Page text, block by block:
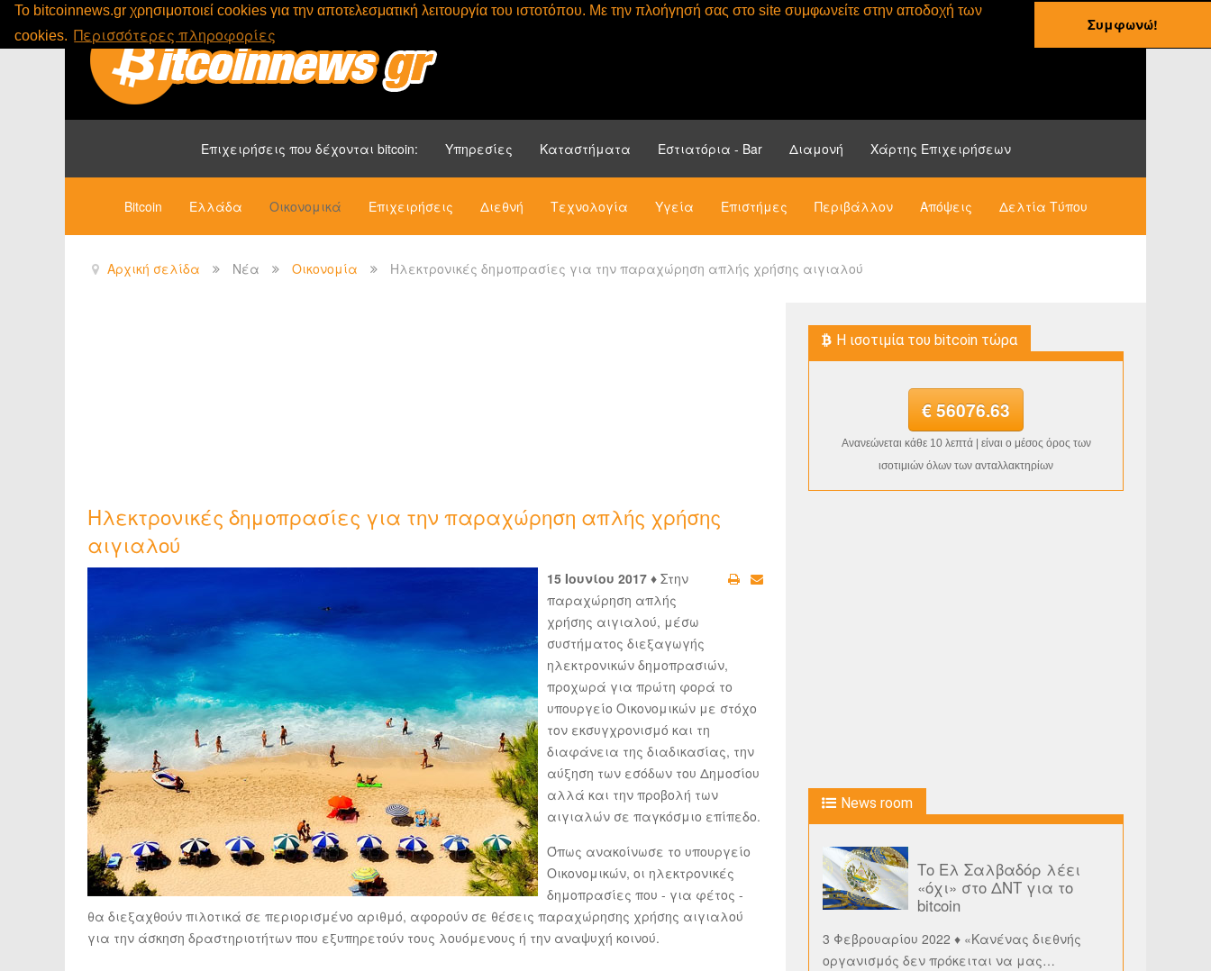
To bitcoinnews.gr χρησιμοποιεί cookies για την αποτελεσματική λειτουργία του ιστοτόπου. Με την πλοήγησή σας στο site συμφωνείτε στην αποδοχή των
cookies. Περισσότερες πληροφορίες Συμφωνώ!
Επιχειρήσεις που δέχονται bitcoin: Υπηρεσίες Καταστήματα Εστιατόρια - Bar Διαμονή Χάρτης Επιχειρήσεων
Bitcoin Ελλάδα Οικονομικά Επιχειρήσεις Διεθνή Τεχνολογία Υγεία Επιστήμες Περιβάλλον Απόψεις Δελτία Τύπου
Αρχική σελίδα Νέα Οικονομία Ηλεκτρονικές δημοπρασίες για την παραχώρηση απλής χρήσης αιγιαλού
Ηλεκτρονικές δημοπρασίες για την παραχώρηση απλής χρήσης
αιγιαλού
15 Ιουνίου 2017 ♦ Στην
παραχώρηση απλής
χρήσης αιγιαλού, μέσω
συστήματος διεξαγωγής
ηλεκτρονικών δημοπρασιών,
προχωρά για πρώτη φορά το
υπουργείο Οικονομικών με στόχο
τον εκσυγχρονισμό και τη
διαφάνεια της διαδικασίας, την
αύξηση των εσόδων του Δημοσίου
αλλά και την προβολή των
αιγιαλών σε παγκόσμιο επίπεδο.
Όπως ανακοίνωσε το υπουργείο
Οικονομικών, οι ηλεκτρονικές
δημοπρασίες που - για φέτος -
θα διεξαχθούν πιλοτικά σε περιορισμένο αριθμό, αφορούν σε θέσεις παραχώρησης χρήσης αιγιαλού
για την άσκηση δραστηριοτήτων που εξυπηρετούν τους λουόμενους ή την αναψυχή κοινού.
H ισοτιμία του bitcoin τώρα
€ 56076.63
Ανανεώνεται κάθε 10 λεπτά | είναι ο μέσος όρος των
ισοτιμιών όλων των ανταλλακτηρίων
News room
Το Ελ Σαλβαδόρ λέει
«όχι» στο ΔΝΤ για το
bitcoin
3 Φεβρουαρίου 2022 ♦ «Κανένας διεθνής
οργανισμός δεν πρόκειται να μας…